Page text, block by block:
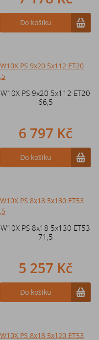
Do košíku
W10X PS 9x20 5x112 ET20
66,5
6 797 Kč
Do košíku
W10X PS 8x18 5x130 ET53
71,5
5 257 Kč
Do košíku